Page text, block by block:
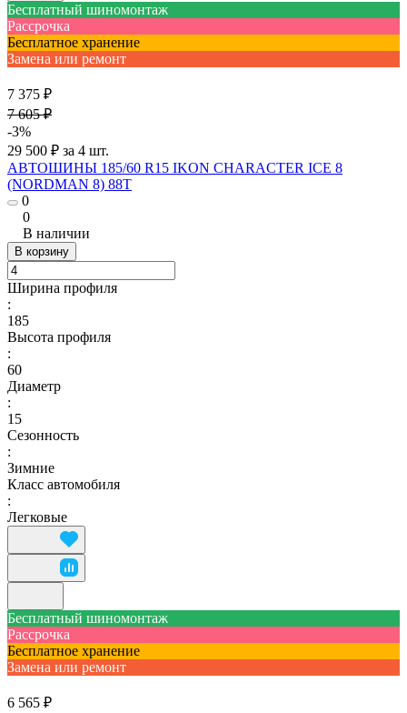
Бесплатный шиномонтаж
Рассрочка
Бесплатное хранение
Замена или ремонт
7 375 ₽
7 605 ₽
-3%
29 500 ₽ за 4 шт.
АВТОШИНЫ 185/60 R15 IKON CHARACTER ICE 8
(NORDMAN 8) 88T
0
0
В наличии
В корзину
Ширина профиля
:
185
Высота профиля
:
60
Диаметр
:
15
Сезонность
:
Зимние
Класс автомобиля
:
Легковые
Бесплатный шиномонтаж
Рассрочка
Бесплатное хранение
Замена или ремонт
6 565 ₽